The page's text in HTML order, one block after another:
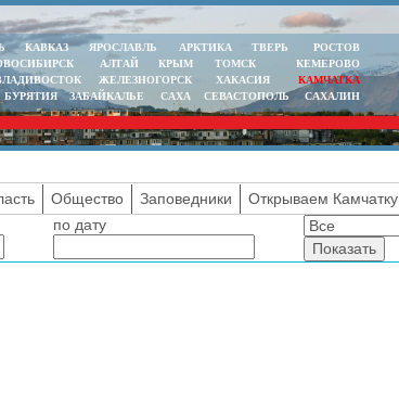
КАВКАЗ ЯРОСЛАВЛЬ АРКТИКА ТВЕРЬ
РОСТОВ
АЛТАЙ КРЫМ ТОМСК
КЕМЕРОВО
ЖЕЛЕЗНОГОРСК ХАКАСИЯ
КАМЧАТКА
БУРЯТИЯ ЗАБАЙКАЛЬЕ САХА СЕВАСТОПОЛЬ САХАЛИН
Общество Заповедники Открываем Камчатку
по дату